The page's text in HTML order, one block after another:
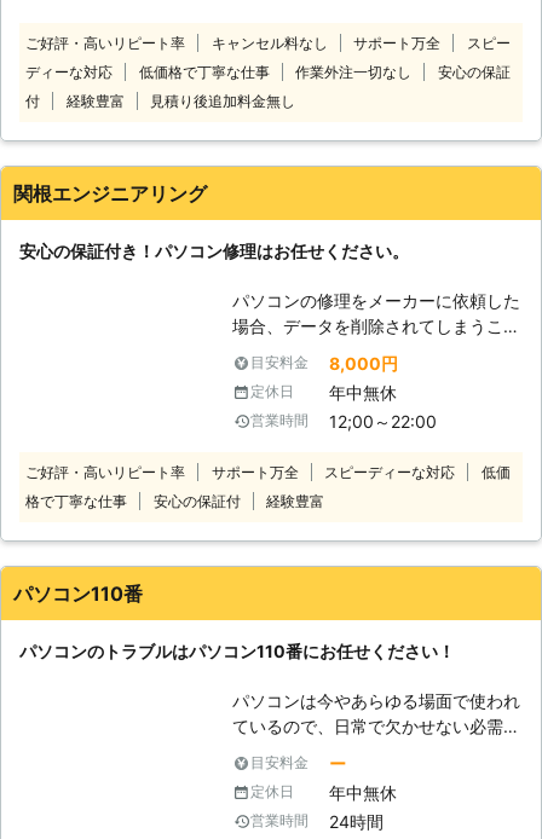
は、宅配専門のパソコン修理店です。
修理してほしいパソコンを送っていた
だければすぐに対応いたします。全国
離島でも問題ありません！安心してパ
やすい料金設定になっております。必
要な費用は「パソコンの発送料」＋
理完了後の「パソコン返却送料」は当
社が負担いたします！基本料金や診断
料金などは一切かかりません！低価格
で修理しますのでご安心ください。
変なサイトを誤ってクリックしてウイ
ルスに感染してしまったほか、液晶画
ているといったパソコントラブルはな
かなか自分で解決することが難しいで
ご好評・高いリピート率 キャンセル料なし サポート万全
スピー
ディーな対応
低価格で丁寧な仕事 作業外注一切なし
安心の保証
付
経験豊富 見積り後追加料金無し
関根エンジニアリング
安心の保証付き！パソコン修理はお任せください。
パソコンの修理をメーカーに依頼した
場合、データを削除されてしまうこと
がほとんどです。 また、保証期間が
過ぎているPCに至っては、部品がな
いこともあります。 しかし、ちょっ
とした故障程度ならまだまだ使い続け
パソコンの修理やデータ復旧を3,000
件近くこなしている実績豊富な修理業
ひお気軽にご連絡ください。
目安料金 8,000円
定休日 年中無休
営業時間 12;00～22:00
ご好評・高いリピート率 サポート万全 スピーディーな対応
低価
格で丁寧な仕事
安心の保証付 経験豊富
パソコン110番
パソコンのトラブルはパソコン110番にお任せください！
パソコンは今やあらゆる場面で使われ
ているので、日常で欠かせない必需品
です。しかし、パソコンの寿命は無限
ではありません。 パソコンには様々
なトラブルが発生する可能性がありま
す。 そんなパソコントラブルの一例
目安料金 ー
定休日 年中無休
営業時間 24時間